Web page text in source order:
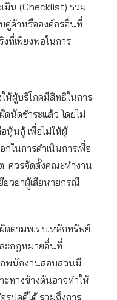
มิน (Checklist) รวม
ค้าหรือองค์กรอื่นที่
งที่เพียงพอในการ
ห้ผู้บริโภคมีสิทธิในการ
ดนัดชำระแล้ว โดยไม่
หุ้นกู้ เพื่อไม่ให้ผู้
ในการดำเนินการเพื่อ
. ควรจัดตั้งคณะทำงาน
ยวยาผู้เสียหายกรณี
ดตามพ.ร.บ.หลักทรัพย์
ะกฎหมายอื่นที่
กพนักงานสอบสวนมี
ะทางข้างต้นอาจทำให้
รูปคดีได้ รวมถึงการ